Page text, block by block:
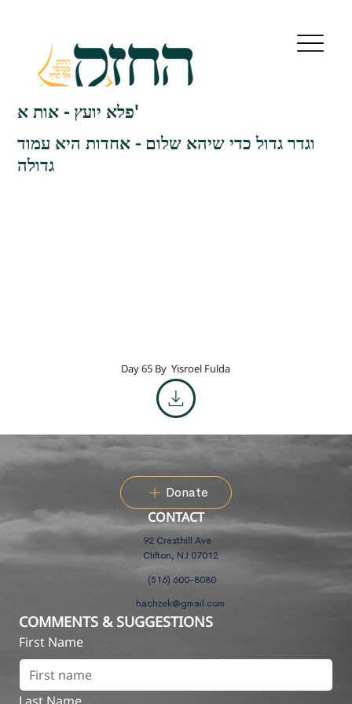
פלא יועץ - אות א'
וגדר גדול כדי שיהא שלום - אחדות היא עמוד
גדולה
Day 65 By Yisroel Fulda
Donate
CONTACT
92 Cresthill Ave
Clifton, NJ 07012
(516) 600-8080
hachzek@gmail.com
COMMENTS & SUGGESTIONS
First Name